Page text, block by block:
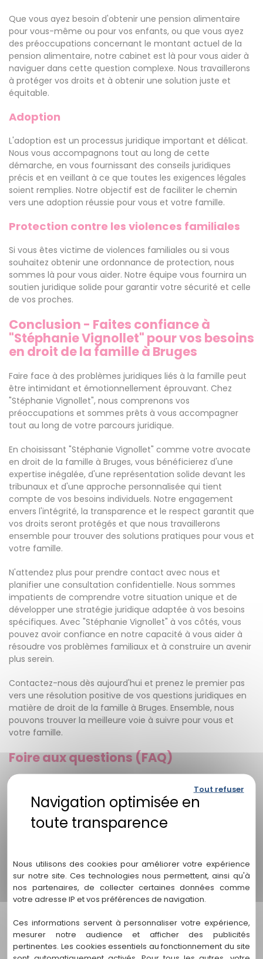
Que vous ayez besoin d'obtenir une pension alimentaire
pour vous-même ou pour vos enfants, ou que vous ayez
des préoccupations concernant le montant actuel de la
pension alimentaire, notre cabinet est là pour vous aider à
naviguer dans cette question complexe. Nous travaillerons
à protéger vos droits et à obtenir une solution juste et
équitable.
Adoption
L'adoption est un processus juridique important et délicat.
Nous vous accompagnons tout au long de cette
démarche, en vous fournissant des conseils juridiques
précis et en veillant à ce que toutes les exigences légales
soient remplies. Notre objectif est de faciliter le chemin
vers une adoption réussie pour vous et votre famille.
Protection contre les violences familiales
Si vous êtes victime de violences familiales ou si vous
souhaitez obtenir une ordonnance de protection, nous
sommes là pour vous aider. Notre équipe vous fournira un
soutien juridique solide pour garantir votre sécurité et celle
de vos proches.
Conclusion - Faites confiance à
"Stéphanie Vignollet" pour vos besoins
en droit de la famille à Bruges
Faire face à des problèmes juridiques liés à la famille peut
être intimidant et émotionnellement éprouvant. Chez
"Stéphanie Vignollet", nous comprenons vos
préoccupations et sommes prêts à vous accompagner
tout au long de votre parcours juridique.
En choisissant "Stéphanie Vignollet" comme votre avocate
en droit de la famille à Bruges, vous bénéficierez d'une
expertise inégalée, d'une représentation solide devant les
tribunaux et d'une approche personnalisée qui tient
compte de vos besoins individuels. Notre engagement
envers l'intégrité, la transparence et le respect garantit que
vos droits seront protégés et que nous travaillerons
ensemble pour trouver des solutions pratiques pour vous et
votre famille.
N'attendez plus pour prendre contact avec nous et
planifier une consultation confidentielle. Nous sommes
impatients de comprendre votre situation unique et de
développer une stratégie juridique adaptée à vos besoins
spécifiques. Avec "Stéphanie Vignollet" à vos côtés, vous
pouvez avoir confiance en notre capacité à vous aider à
résoudre vos problèmes familiaux et à construire un avenir
plus serein.
Contactez-nous dès aujourd'hui et prenez le premier pas
vers une résolution positive de vos questions juridiques en
matière de droit de la famille à Bruges. Ensemble, nous
pouvons trouver la meilleure voie à suivre pour vous et
votre famille.
Foire aux questions (FAQ)
1. Quelle est l'expérience de "Stéphanie
Vignollet" en droit de la famille à Bruges ?
"Stéphanie Vignollet" dispose d'une vaste expérience en
droit de la famille à Bruges. En tant qu'avocate spécialisée,
lui permettent d'offrir des services juridiques de haute
qualité à ses clients.
2. Quels types de services sont offerts par
"Stéphanie Vignollet" offre une gamme complète de
services en droit de la famille à Bruges. Ses domaines
Nous utilisons des cookies pour améliorer votre expérience
sur notre site. Ces technologies nous permettent, ainsi qu'à
nos partenaires, de collecter certaines données comme
votre adresse IP et vos préférences de navigation.
Ces informations servent à personnaliser votre expérience,
mesurer notre audience et afficher des publicités
pertinentes. Les cookies essentiels au fonctionnement du site
Tout refuser